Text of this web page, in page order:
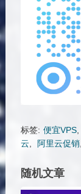
标签: 便宜VPS,
云
阿里云促销,
随机文章